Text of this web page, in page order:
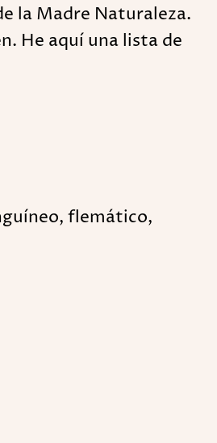
la Madre Naturaleza.
He aquí una lista de
flemático,